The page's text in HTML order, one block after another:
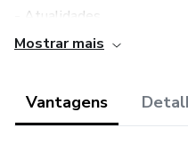
- Atualidades
- Simulados
Mostrar mais
Vantagens